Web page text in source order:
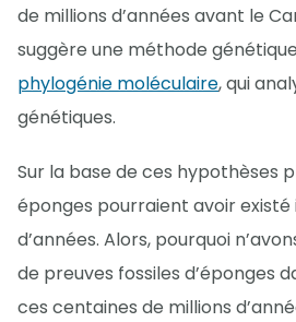
de millions d’années avant le
suggère une méthode
phylogénie moléculaire, qui
génétiques.
Sur la base de ces hypothèses
éponges pourraient avoir existé
d’années. Alors, pourquoi
de preuves fossiles d’éponges
ces centaines de millions